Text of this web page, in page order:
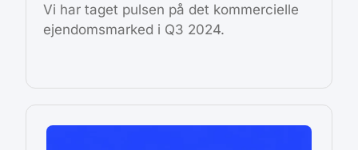
Vi har taget pulsen på det kommercielle
ejendomsmarked i Q3 2024.